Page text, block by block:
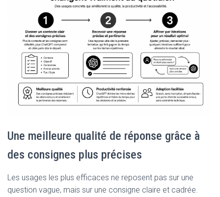
Une meilleure qualité de réponse grâce à
des consignes plus précises
Les usages les plus efficaces ne reposent pas sur une
question vague, mais sur une consigne claire et cadrée.